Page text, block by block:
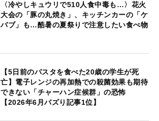
〈冷やしキュウリで510人食中毒も…〉花火
大会の「豚の丸焼き」、キッチンカーの「ケ
バブ」も…酷暑の夏祭りで注意したい食べ物
【5日前のパスタを食べた20歳の学生が死
亡】電子レンジの再加熱での殺菌効果も期待
できない「チャーハン症候群」の恐怖
【2026年6月バズり記事1位】